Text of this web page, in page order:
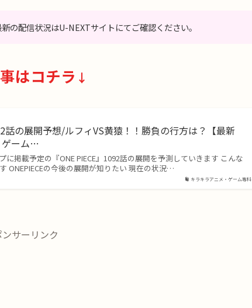
の配信状況はU-NEXTサイトにてご確認ください。
はコチラ ↓
キラキラアニメ・ゲーム専科
話の展開予想/ルフィVS黄猿！！勝負の行方は？【最新
ゲーム…
に掲載予定の『ONE PIECE』1092話の展開を予測していきます こんな
ONEPIECEの今後の展開が知りたい 現在の状況…
ンサーリンク